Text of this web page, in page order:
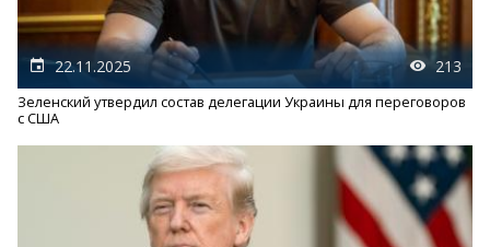
22.11.2025 213
Зеленский утвердил состав делегации Украины для переговоров
с США